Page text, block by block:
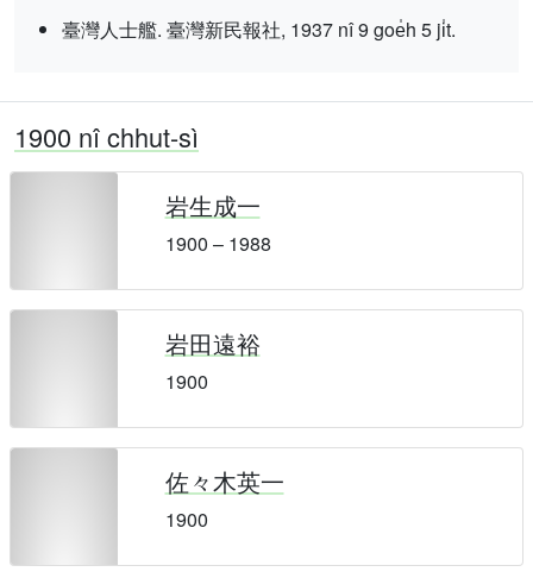
臺灣人士艦. 臺灣新民報社, 1937 nî 9 goe̍h 5 ji̍t.
1900 nî chhut-sì
岩生成一
1900 – 1988
岩田遠裕
1900
佐々木英一
1900